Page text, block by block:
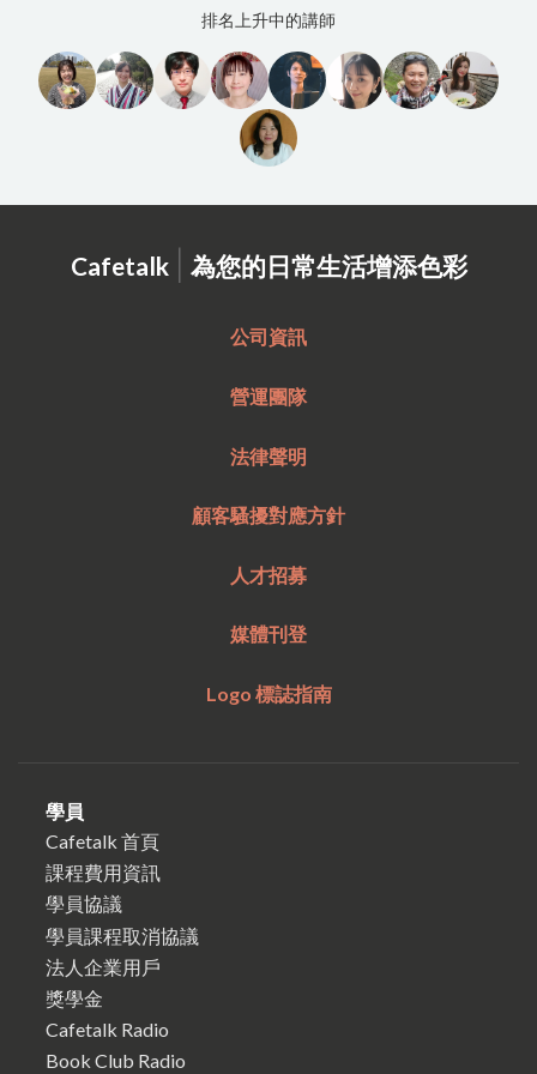
型選抜・学校推薦型選抜を
受験する高校生向けに志望
理由書・小論文・面接対策
を指導しています。 【講師
紹介】 同志社大学で29年間
に渡り、専任職員として教
育・研究支援の現場に携わ
排名上升中的講師
Cafetalk | 為您的日常生活增添色彩
公司資訊
營運團隊
法律聲明
顧客騷擾對應方針
人才招募
媒體刊登
Logo 標誌指南
學員
Cafetalk 首頁
課程費用資訊
學員協議
學員課程取消協議
法人企業用戶
獎學金
Cafetalk Radio
Book Club Radio